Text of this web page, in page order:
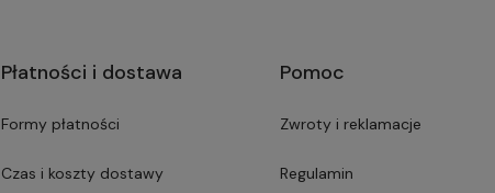
Płatności i dostawa
Formy płatności
Czas i koszty dostawy
Pomoc
Zwroty i reklamacje
Regulamin